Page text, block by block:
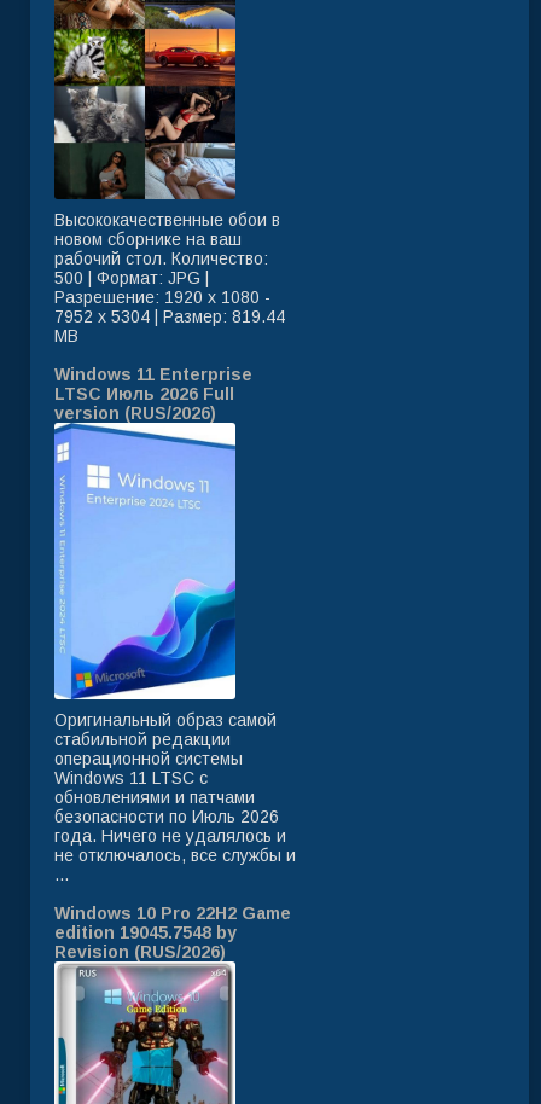
Высококачественные обои в
новом сборнике на ваш
рабочий стол. Количество:
500 | Формат: JPG |
Разрешение: 1920 x 1080 -
7952 x 5304 | Размер: 819.44
MB
Windows 11 Enterprise
LTSC Июль 2026 Full
version (RUS/2026)
Оригинальный образ самой
стабильной редакции
операционной системы
Windows 11 LTSC с
обновлениями и патчами
безопасности по Июль 2026
года. Ничего не удалялось и
не отключалось, все службы и
...
Windows 10 Pro 22H2 Game
edition 19045.7548 by
Revision (RUS/2026)